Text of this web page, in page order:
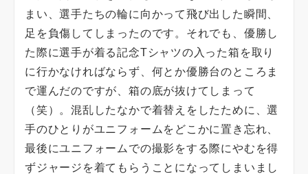
まい、選手たちの輪に向かって飛び出した瞬間、
足を負傷してしまったのです。それでも、優勝し
た際に選手が着る記念Tシャツの入った箱を取り
に行かなければならず、何とか優勝台のところま
で運んだのですが、箱の底が抜けてしまって
（笑）。混乱したなかで着替えをしたために、選
手のひとりがユニフォームをどこかに置き忘れ、
最後にユニフォームでの撮影をする際にやむを得
ずジャージを着てもらうことになってしまいまし